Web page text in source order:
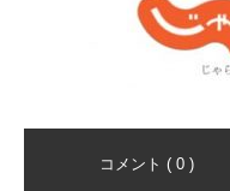
コメント ( 0 )